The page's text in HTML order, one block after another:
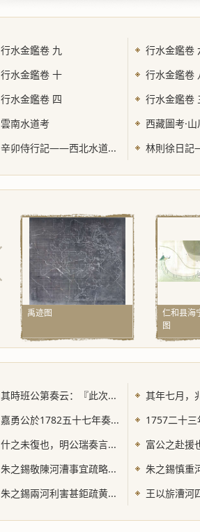
行水金鑑卷 九
行水金鑑卷
行水金鑑卷 十
行水金鑑卷
行水金鑑卷 四
行水金鑑卷
雲南水道考
西藏圖考·
辛卯侍行記——西北水道...
林則徐日
禹迹图
仁和县海
图
其時班公第奏云：『此次...
其年七月，
嘉勇公於1782五十七年奏...
1757二十
什之未復也，明公瑞奏言...
富公之赴援
朱之錫敬陳河漕事宜疏略...
朱之錫慎重
朱之錫兩河利害甚鉅疏黄...
王以旂漕河